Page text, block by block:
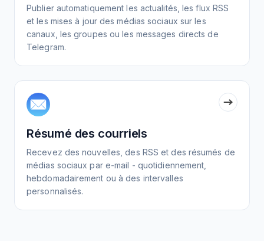
Publier automatiquement les actualités, les flux RSS
et les mises à jour des médias sociaux sur les
canaux, les groupes ou les messages directs de
Telegram.
Résumé des courriels
Recevez des nouvelles, des RSS et des résumés de
médias sociaux par e-mail - quotidiennement,
hebdomadairement ou à des intervalles
personnalisés.